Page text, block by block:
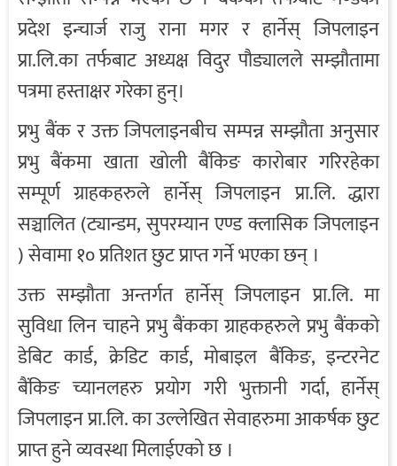
प्रदेश इन्चार्ज राजु राना मगर र हार्नेस् जिपलाइन
प्रा.लि.का तर्फबाट अध्यक्ष विदुर पौड्यालले सम्झौतामा
पत्रमा हस्ताक्षर गरेका हुन्।
प्रभु बैंक र उक्त जिपलाइनबीच सम्पन्न सम्झौता अनुसार
प्रभु बैंकमा खाता खोली बैंकिङ कारोबार गरिरहेका
सम्पूर्ण ग्राहकहरुले हार्नेस् जिपलाइन प्रा.लि. द्धारा
सञ्चालित (ट्यान्डम, सुपरम्यान एण्ड क्लासिक जिपलाइन
) सेवामा १० प्रतिशत छुट प्राप्त गर्ने भएका छन् ।
उक्त सम्झौता अन्तर्गत हार्नेस् जिपलाइन प्रा.लि. मा
सुविधा लिन चाहने प्रभु बैंकका ग्राहकहरुले प्रभु बैंकको
डेबिट कार्ड, क्रेडिट कार्ड, मोबाइल बैंकिङ, इन्टरनेट
बैंकिङ च्यानलहरु प्रयोग गरी भुक्तानी गर्दा, हार्नेस्
जिपलाइन प्रा.लि. का उल्लेखित सेवाहरुमा आकर्षक छुट
प्राप्त हुने व्यवस्था मिलाईएको छ ।